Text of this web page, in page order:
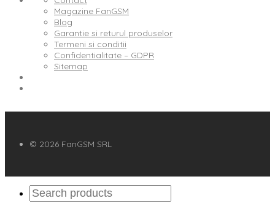
Magazine FanGSM
Blog
Garantie si returul produselor
Termeni si conditii
Confidentialitate – GDPR
Sitemap
© 2026 FanGSM SRL